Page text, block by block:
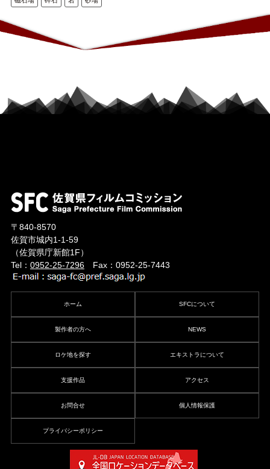
〒840-8570
佐賀市城内1-1-59
（佐賀県庁新館1F）
Tel： 0952-25-7296Fax：0952-25-7443
ホーム SFCについて
製作者の方へ NEWS
ロケ地を探す エキストラについて
支援作品 アクセス
お問合せ 個人情報保護
プライバシーポリシー